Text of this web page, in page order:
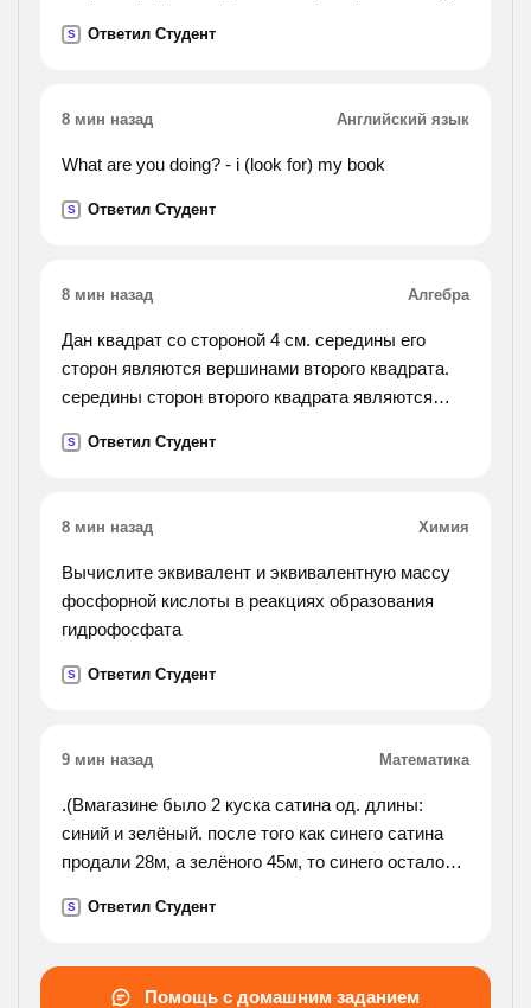
S Ответил Студент
8 мин назад Английский язык
What are you doing? - i (look for) my book
S Ответил Студент
8 мин назад Алгебра
Дан квадрат со стороной 4 см. середины его
сторон являются вершинами второго квадрата.
середины сторон второго квадрата являются
что последовательность площадей этих
квадрата.
S Ответил Студент
8 мин назад Химия
Вычислите эквивалент и эквивалентную массу
фосфорной кислоты в реакциях образования
гидрофосфата
S Ответил Студент
9 мин назад Математика
.(Вмагазине было 2 куска сатина од. длины:
синий и зелёный. после того как синего сатина
продали 28м, а зелёного 45м, то синего осталось
первоночально?).
S Ответил Студент
Помощь с домашним заданием